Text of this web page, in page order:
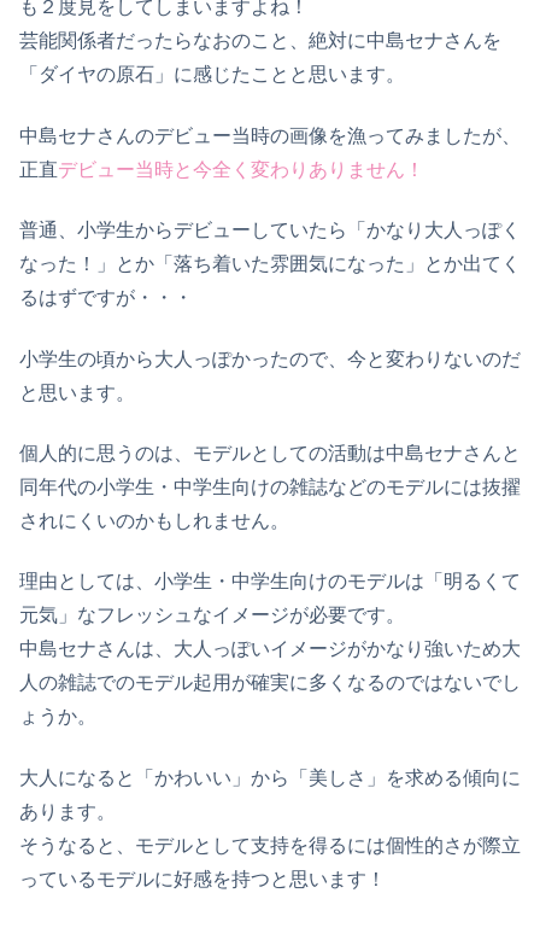
も２度見をしてしまいますよね！
芸能関係者だったらなおのこと、絶対に中島セナさんを
「ダイヤの原石」に感じたことと思います。
中島セナさんのデビュー当時の画像を漁ってみましたが、
正直デビュー当時と今全く変わりありません！
普通、小学生からデビューしていたら「かなり大人っぽく
なった！」とか「落ち着いた雰囲気になった」とか出てく
るはずですが・・・
小学生の頃から大人っぽかったので、今と変わりないのだ
と思います。
個人的に思うのは、モデルとしての活動は中島セナさんと
同年代の小学生・中学生向けの雑誌などのモデルには抜擢
されにくいのかもしれません。
理由としては、小学生・中学生向けのモデルは「明るくて
元気」なフレッシュなイメージが必要です。
中島セナさんは、大人っぽいイメージがかなり強いため大
人の雑誌でのモデル起用が確実に多くなるのではないでし
ょうか。
大人になると「かわいい」から「美しさ」を求める傾向に
あります。
そうなると、モデルとして支持を得るには個性的さが際立
っているモデルに好感を持つと思います！